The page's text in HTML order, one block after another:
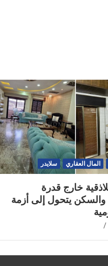
المال العقاري سلايدر
خارج قدرة
والسكن يتحول إلى أزمة